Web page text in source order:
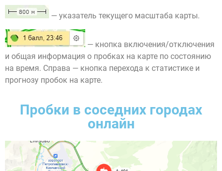
— указатель текущего масштаба карты.
— кнопка включения/отключения
и общая информация о пробках на карте по состоянию
на время. Справа — кнопка перехода к статистике и
прогнозу пробок на карте.
Пробки в соседних городах
онлайн